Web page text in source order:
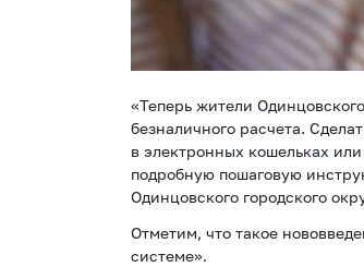
«Теперь жители
безналичного расчета.
в электронных кошельках
подробную пошаговую
Одинцовского городского
Отметим, что такое
системе».